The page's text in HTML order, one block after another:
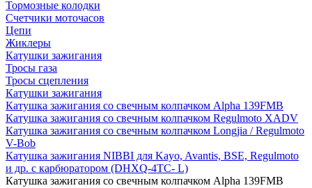
Тормозные колодки
Счетчики моточасов
Цепи
Жиклеры
Катушки зажигания
Тросы газа
Тросы сцепления
Катушки зажигания
Катушка зажигания со свечным колпачком Alpha 139FMB
Катушка зажигания со свечным колпачком Regulmoto XADV
Катушка зажигания со свечным колпачком Longjia / Regulmoto
V-Bob
Катушка зажигания NIBBI для Kayo, Avantis, BSE, Regulmoto
и др. с карбюратором (DHXQ-4TC- L)
Катушка зажигания со свечным колпачком Alpha 139FMB